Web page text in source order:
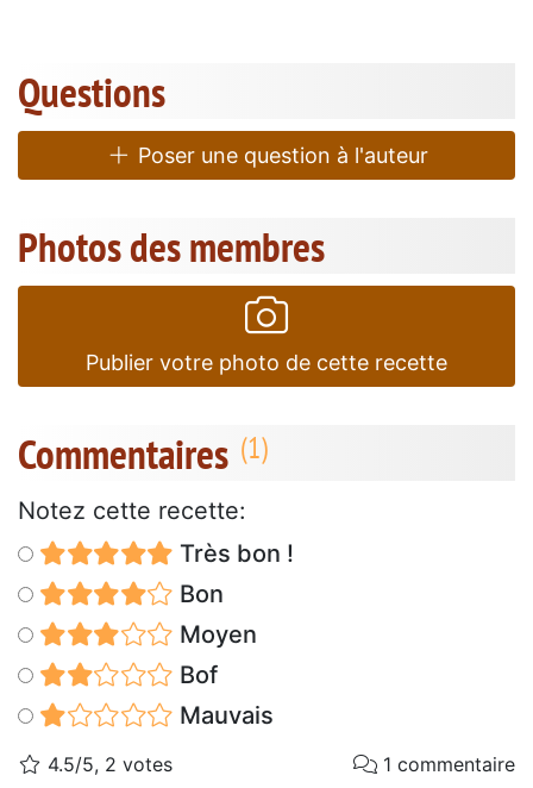
Questions
Poser une question à l'auteur
Photos des membres
Publier votre photo de cette recette
Commentaires
Notez cette recette:
Très bon !
Bon
Moyen
Bof
Mauvais
4.5/5, 2 votes 1 commentaire